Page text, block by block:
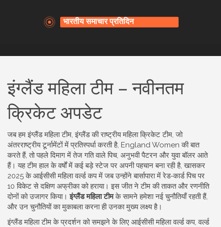
इंग्लैंड महिला टीम – नवीनतम
क्रिकेट अपडेट
जब हमइंग्लैंड महिला टीम,इंग्लैंड की राष्ट्रीय महिला क्रिकेट टीम, जो
अंतरराष्ट्रीय टूर्नामेंटों में प्रतिस्पर्धा करती है, England Women की बात
करते हैं, तो पहले दिमाग में तेज गति वाले पिच, अनुभवी पैटरन और युवा बॉलर आते
हैं। यह टीम हाल के वर्षों में कई बड़े स्टेज पर अपनी पहचान बना रही है, खासकर
2025 के आईसीसी महिला वर्ल्ड कप में जब उन्होंने बार्सापारा में रेड‑कार्ड पिच पर
10 विकेट से दक्षिण अफ्रीका को हराया। इस जीत ने टीम की ताकत और रणनीति
दोनों को उजागर किया।इंग्लैंड महिला टीमके सामने हमेशा नई चुनौतियाँ रहती हैं,
और उन चुनौतियों का मुकाबला करना ही उनका मुख्य लक्ष्य है।
इंग्लैंड महिला टीम के प्रदर्शन को समझने के लिए आईसीसी महिला वर्ल्ड कप,वर्ल्ड